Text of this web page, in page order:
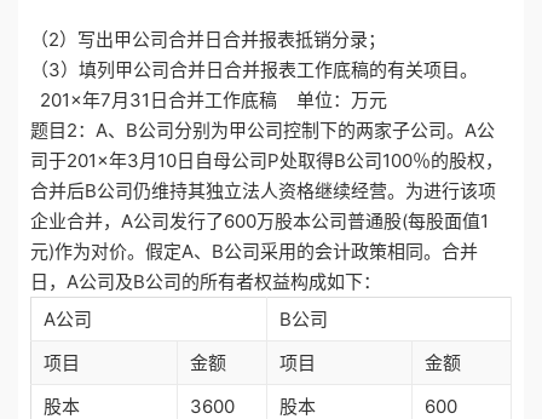
（2）写出甲公司合并日合并报表抵销分录；
（3）填列甲公司合并日合并报表工作底稿的有关项目。
201×年7月31日合并工作底稿 单位：万元
题目2：A、B公司分别为甲公司控制下的两家子公司。A公
司于201×年3月10日自母公司P处取得B公司100％的股权，
合并后B公司仍维持其独立法人资格继续经营。为进行该项
企业合并，A公司发行了600万股本公司普通股(每股面值1
元)作为对价。假定A、B公司采用的会计政策相同。合并
日，A公司及B公司的所有者权益构成如下：
A公司
B公司
项目
金额 项目
金额
股本
3600 股本
600